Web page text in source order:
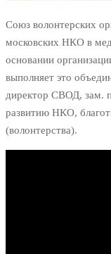
Союз волонтерских
московских НКО в
основании
выполняет это
директор СВОД, зам.
развитию НКО,
(волонтерства).